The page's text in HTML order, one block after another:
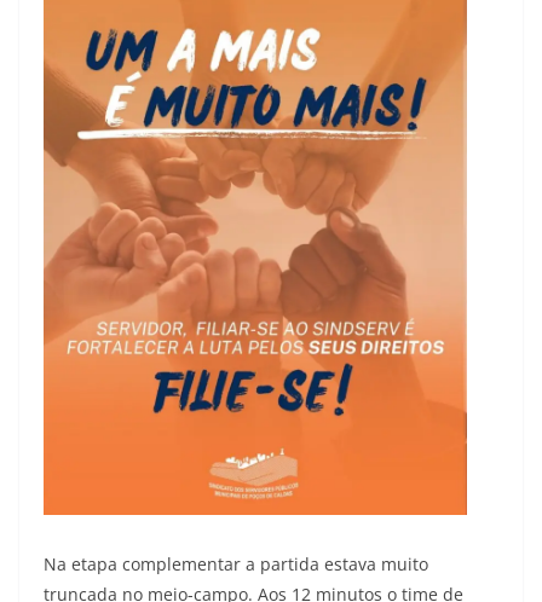
Na etapa complementar a partida estava muito
truncada no meio-campo. Aos 12 minutos o time de